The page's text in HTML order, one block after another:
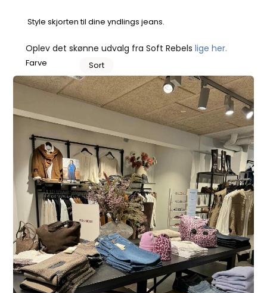
Style skjorten til dine yndlings jeans.
Oplev det skønne udvalg fra Soft Rebels lige her.
Farve Sort